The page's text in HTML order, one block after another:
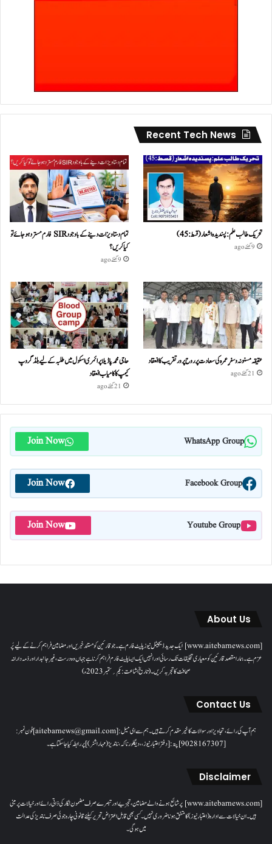
Recent Tech News
تحریک طالب علم: پسندیدہ اشعار (قسط:45)
9 گھنٹے ago
تمام دستاویزات دینے کے باوجود SIR فارم مسترد ہو جائے تو
کیا کریں؟
9 گھنٹے ago
عقیقہ مسنونہ و سفرِ عمرہ کی سعادت پر روح پرور تقریب کا انعقاد
21 گھنٹے ago
حاجی محمد پاڈیلا پرائمری اسکول میں طلبہ کے لیے بلڈ گروپ
کیمپ کا کامیاب انعقاد
21 گھنٹے ago
WhatsApp Group
Join Now
Facebook Group
Join Now
Youtube Group
Join Now
About Us
[www.aitebarnews.com] ایک جدید ڈیجیٹل نیوز پلیٹ فارم ہے۔ جو قارئین کو مستند خبریں اور مضامین فراہم کرنے کے لیے پُر
عزم ہے۔ ہمارا مقصدقارئین کو معیاری تخلیقات تک رسائی اور انہیں ایک ایسا پلیٹ فارم فراہم کرنا ہے جہاں وہ درست، غیر جانبدار اور ذمہ دارانہ
صحافت کا تجربہ کریں۔( تاریخ اشاعت : یکم؍ ستمبر 2023ء)
Contact Us
ہم آپ کی رائے، تجاویز اور سوالات کا خیرمقدم کرتے ہیں۔ ہم سےای میل: [aitebarnews@gmail.com]فون نمبر:
[9028167307]پتہ: [دفتر اعتبار نیوز، ، دیگلور ناکہ، ناندیڑ(مہاراشٹر) ] پر رابطہ کیا جاسکتا ہے۔
Disclaimer
[www.aitebarnews.com] پر شائع ہونے والے مضامین، تجزیے اور تبصرے صرف مضمون نگار کی ذاتی رائے اور خیالات پر مبنی
ہیں۔ ان خیالات سے ادارہ (اعتبار نیوز) کا متفق ہونا ضروری نہیں۔ کسی بھی قابل اعتراض تحریر کیلئے قانونی چارہ جوئی صرف ناندیڑ کی عدالت
میں ہوگی۔